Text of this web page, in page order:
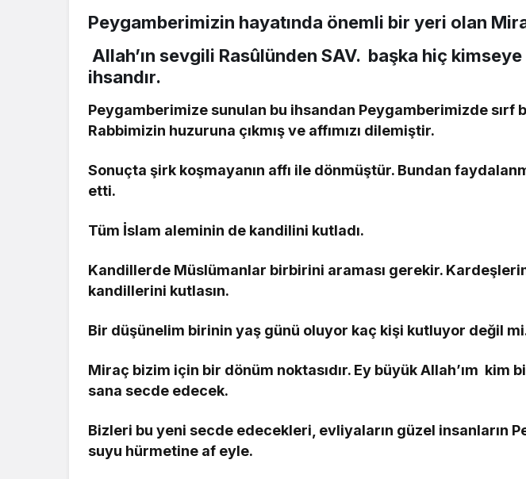
Peygamberimizin hayatında önemli bir yeri olan
Allah’ın sevgili Rasûlünden SAV. başka hiç kimseye
ihsandır.
Peygamberimize sunulan bu ihsandan Peygamberimizde sırf
Rabbimizin huzuruna çıkmış ve affımızı dilemiştir.
Sonuçta şirk koşmayanın affı ile dönmüştür. Bundan
etti.
Tüm İslam aleminin de kandilini kutladı.
Kandillerde Müslümanlar birbirini araması gerekir.
kandillerini kutlasın.
Bir düşünelim birinin yaş günü oluyor kaç kişi kutluyor değil
Miraç bizim için bir dönüm noktasıdır. Ey büyük Allah’ım kim
sana secde edecek.
Bizleri bu yeni secde edecekleri, evliyaların güzel insanların
suyu hürmetine af eyle.